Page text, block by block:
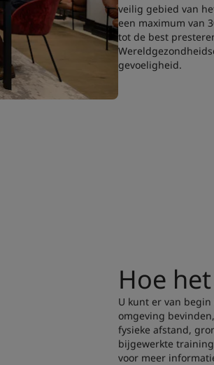
veilig gebied van
een maximum van
tot de best
gevoeligheid.
Hoe
U kunt er van
omgeving
fysieke afstand,
bijgewerkte
voor meer